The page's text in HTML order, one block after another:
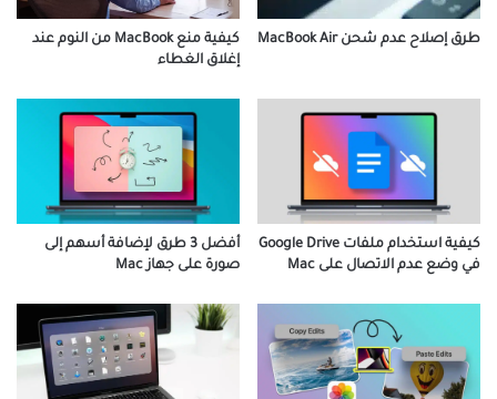
كيفية منع MacBook من النوم عند
إغلاق الغطاء
طرق إصلاح عدم شحن MacBook Air
أفضل 3 طرق لإضافة أسهم إلى
صورة على جهاز Mac
كيفية استخدام ملفات Google Drive
في وضع عدم الاتصال على Mac